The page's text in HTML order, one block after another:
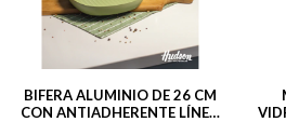
BIFERA ALUMINIO DE 26 CM
CON ANTIADHERENTE LÍNEA